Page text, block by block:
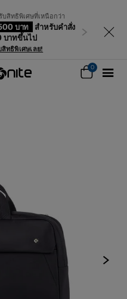
บสิทธิพิเศษที่เหนือกว่า
บาท
สำหรับคำสั่ง
บาทขึ้นไป
ทธิพิเศษเลย!
ถัดไป
0